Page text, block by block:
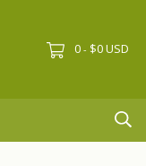
0 - $0 USD